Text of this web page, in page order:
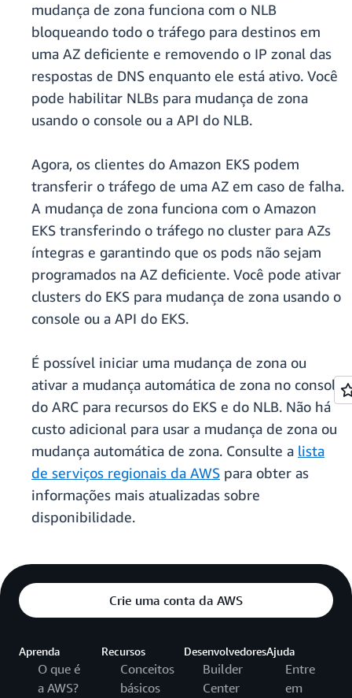
mudança de zona funciona com o NLB
bloqueando todo o tráfego para destinos em
uma AZ deficiente e removendo o IP zonal das
respostas de DNS enquanto ele está ativo. Você
pode habilitar NLBs para mudança de zona
usando o console ou a API do NLB.
Agora, os clientes do Amazon EKS podem
transferir o tráfego de uma AZ em caso de falha.
A mudança de zona funciona com o Amazon
EKS transferindo o tráfego no cluster para AZs
íntegras e garantindo que os pods não sejam
programados na AZ deficiente. Você pode ativar
clusters do EKS para mudança de zona usando o
console ou a API do EKS.
É possível iniciar uma mudança de zona ou
ativar a mudança automática de zona no console
do ARC para recursos do EKS e do NLB. Não há
custo adicional para usar a mudança de zona ou
mudança automática de zona. Consulte a lista
de serviços regionais da AWS para obter as
informações mais atualizadas sobre
disponibilidade.
Crie uma conta da AWS
Aprenda
O que é
a AWS?
Recursos
Conceitos
básicos
Desenvolvedores
Builder
Center
Ajuda
Entre
em